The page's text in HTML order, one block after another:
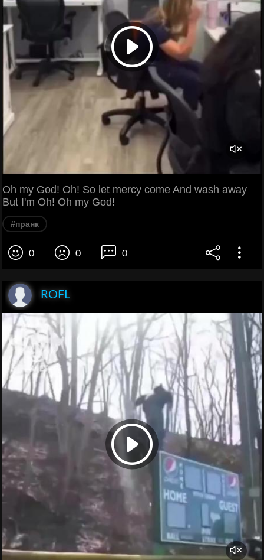
Oh my God! Oh! So let mercy come And wash away
But I'm Oh! Oh my God!
#пранк
0 0 0
ROFL